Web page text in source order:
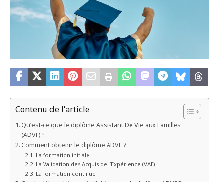
Contenu de l'article
Qu’est-ce que le diplôme Assistant De Vie aux Familles
(ADVF) ?
Comment obtenir le diplôme ADVF ?
La formation initiale
La Validation des Acquis de l’Expérience (VAE)
La formation continue